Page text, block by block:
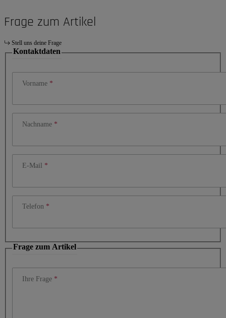
Frage zum Artikel
Stell uns deine Frage
Kontaktdaten
Vorname
Nachname
E-Mail
Telefon
Frage zum Artikel
Ihre Frage